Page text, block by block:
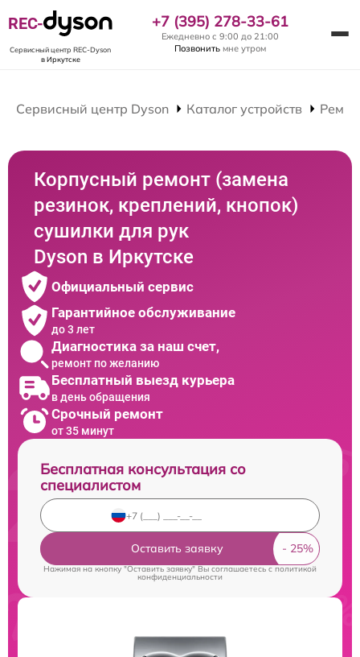
REC-
Сервисный центр REC-Dyson
в Иркутске
+7 (395) 278-33-61
Ежедневно с 9:00 до 21:00
Позвонить мне утром
Сервисный центр Dyson Каталог устройств
Корпусный ремонт (замена
резинок, креплений, кнопок)
сушилки для рук
Dyson в Иркутске
Официальный сервис
Гарантийное обслуживание
до 3 лет
Диагностика за наш счет,
ремонт по желанию
Бесплатный выезд курьера
в день обращения
Срочный ремонт
от 35 минут
Бесплатная консультация со
специалистом
Оставить заявку
Нажимая на кнопку "Оставить заявку" Вы соглашаетесь cполитикой
конфиденциальности